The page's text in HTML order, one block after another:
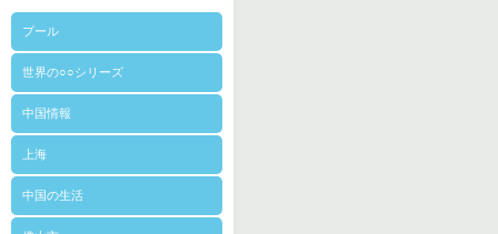
プール
世界の○○シリーズ
中国情報
上海
中国の生活